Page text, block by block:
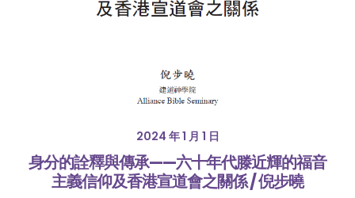
2024 年 1 月 1 日
身分的詮釋與傳承——六十年代滕近輝的福音
主義信仰及香港宣道會之關係 / 倪步曉